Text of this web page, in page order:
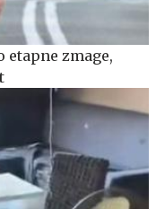
etapne zmage,